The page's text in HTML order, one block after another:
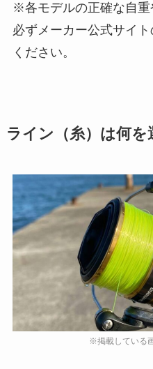
※各モデルの正確な自重
必ずメーカー公式サイ
ください。
ライン（糸）は何を